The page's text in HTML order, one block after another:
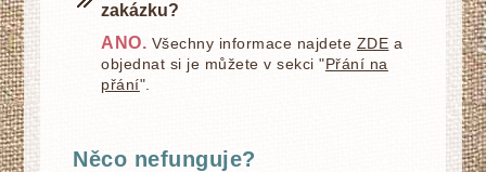
zakázku?
ANO. Všechny informace najdete ZDE a
objednat si je můžete v sekci "Přání na
přání".
Něco nefunguje?